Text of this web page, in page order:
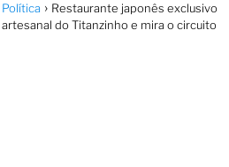
Restaurante japonês exclusivo
do Titanzinho e mira o circuito